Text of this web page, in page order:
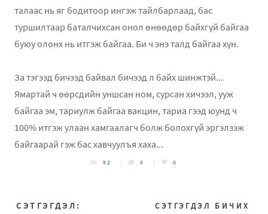
талаас нь яг бодитоор ингэж тайлбарлаад, бас
туршилтаар баталчихсан онол өнөөдөр байхгүй байгаа
буюу олонх нь итгэж байгаа. Би ч энэ талд байгаа хүн.
За тэгээд бичээд байвал бичээд л байх шинжтэй...
Ямартай ч өөрсдийн уншсан ном, сурсан хичээл, ууж
байгаа эм, тариулж байгаа вакцин, тариа гээд юунд ч
100% итгэж улаан хамгаалагч болж болохгүй эргэлзэж
байгаарай гэж бас хавчуулъя хаха...
92 0 0
СЭТГЭГДЭЛ БИЧИХ
СЭТГЭГДЭЛ: